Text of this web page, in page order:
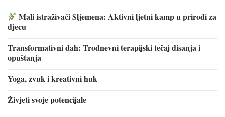
Mali istraživači Sljemena: Aktivni ljetni kamp u prirodi za
djecu
Transformativni dah: Trodnevni terapijski tečaj disanja i
opuštanja
Yoga, zvuk i kreativni huk
Živjeti svoje potencijale